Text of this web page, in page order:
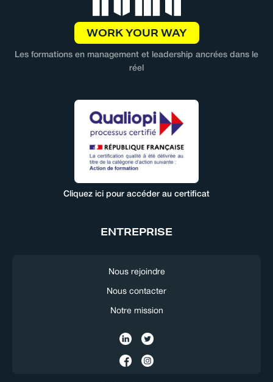
WORK YOUR WAY
Les formations en management et leadership ancrées dans le
réel
Cliquez ici pour accéder au certificat
ENTREPRISE
Nous rejoindre
Nous contacter
Notre mission